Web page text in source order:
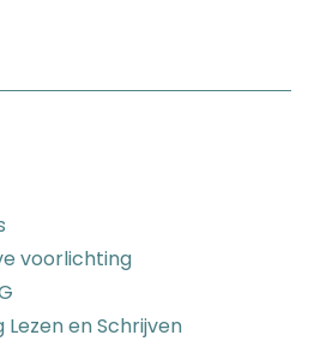
voorlichting
en Schrijven